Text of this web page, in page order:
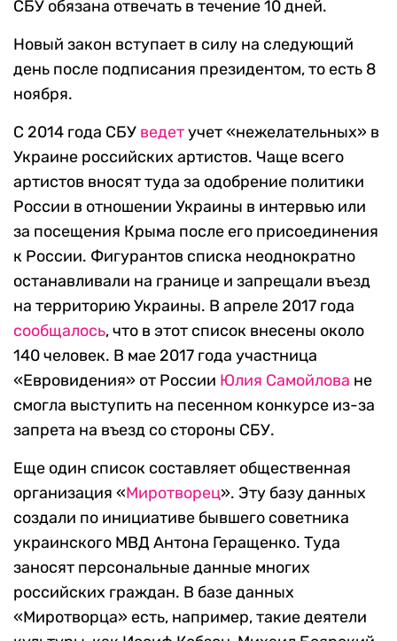
СБУ обязана отвечать в течение 10 дней.
Новый закон вступает в силу на следующий
день после подписания президентом, то есть 8
ноября.
С 2014 года СБУ ведетучет «нежелательных» в
Украине российских артистов. Чаще всего
артистов вносят туда за одобрение политики
России в отношении Украины в интервью или
за посещения Крыма после его присоединения
к России. Фигурантов списка неоднократно
останавливали на границе и запрещали въезд
на территорию Украины. В апреле 2017 года
сообщалось, что в этот список внесены около
140 человек. В мае 2017 года участница
«Евровидения» от России Юлия Самойлова не
смогла выступить на песенном конкурсе из-за
запрета на въезд со стороны СБУ.
Еще один список составляет общественная
организация «Миротворец». Эту базу данных
создали по инициативе бывшего советника
украинского МВД Антона Геращенко. Туда
заносят персональные данные многих
российских граждан. В базе данных
«Миротворца» есть, например, такие деятели